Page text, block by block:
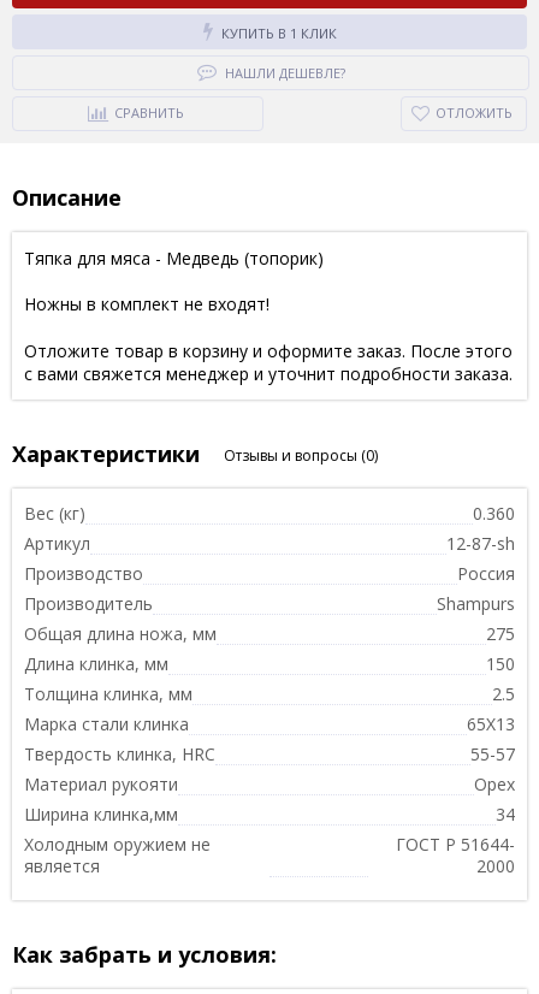
КУПИТЬ В 1 КЛИК
НАШЛИ ДЕШЕВЛЕ?
СРАВНИТЬ ОТЛОЖИТЬ
Описание
Тяпка для мяса - Медведь (топорик)
Ножны в комплект не входят!
Отложите товар в корзину и оформите заказ. После этого
с вами свяжется менеджер и уточнит подробности заказа.
Характеристики Отзывы и вопросы (0)
Вес (кг)
0.360
Артикул
12-87-sh
Производство
Россия
Производитель
Shampurs
Общая длина ножа, мм
275
Длина клинка, мм
150
Толщина клинка, мм
2.5
Марка стали клинка
65Х13
Твердость клинка, HRC
55-57
Материал рукояти
Орех
Ширина клинка,мм
34
Холодным оружием не
является
ГОСТ Р 51644-
2000
Как забрать и условия: